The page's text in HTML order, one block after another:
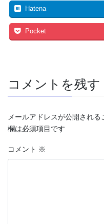
Hatena
Pocket
コメントを残す
メールアドレスが公開される
欄は必須項目です
コメント ※